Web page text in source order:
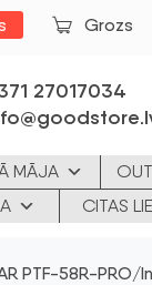
Grozs
27017034
MĀJA
CITAS
PTF-58R-PRO/